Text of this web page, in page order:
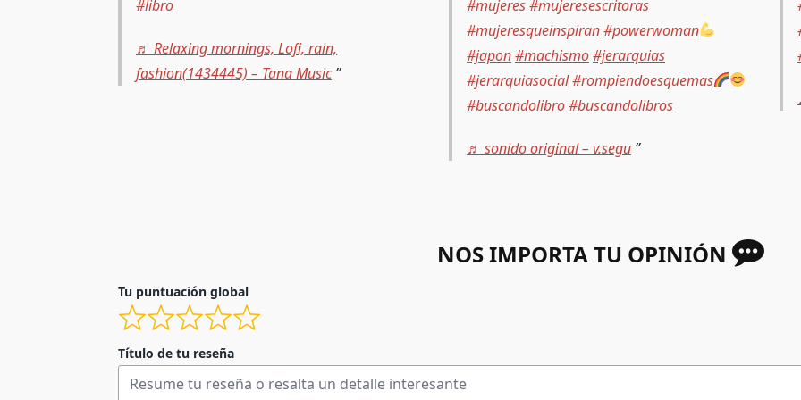
#libro
♬ Relaxing mornings, Lofi, rain,
fashion(1434445) – Tana Music
#mujeres#mujeresescritoras
#mujeresqueinspiran#powerwoman
#japon#machismo#jerarquias
#jerarquiasocial#rompiendoesquemas
#buscandolibro#buscandolibros
♬ sonido original – v.segu
NOS IMPORTA TU OPINIÓN
Tu puntuación global
Título de tu reseña